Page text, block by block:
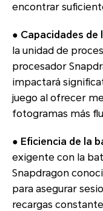
encontrar
● Capacidades de
la unidad de
procesador
impactará
juego al ofrecer
fotogramas más
● Eficiencia de la
exigente con la
Snapdragon
para asegurar
recargas